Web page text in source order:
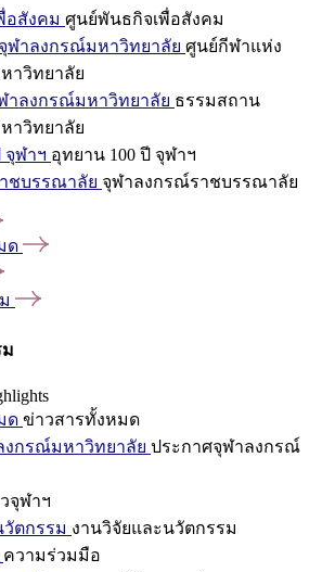
อสังคม ศูนย์พันธกิจเพื่อสังคม
ฬาลงกรณ์มหาวิทยาลัย ศูนย์กีฬาแห่ง
าวิทยาลัย
าลงกรณ์มหาวิทยาลัย ธรรมสถาน
าวิทยาลัย
จุฬาฯ อุทยาน 100 ปี จุฬาฯ
ชบรรณาลัย จุฬาลงกรณ์ราชบรรณาลัย
ด
ด ข่าวสารทั้งหมด
งกรณ์มหาวิทยาลัย ประกาศจุฬาลงกรณ์
จุฬาฯ
ตกรรม งานวิจัยและนวัตกรรม
ความร่วมมือ